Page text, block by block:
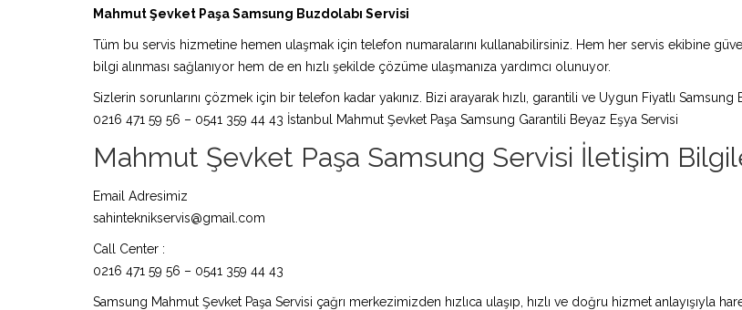
Mahmut Şevket Paşa Samsung Buzdolabı Servisi
Tüm bu servis hizmetine hemen ulaşmak için telefon numaralarını kullanabilirsiniz. Hem her servis ekibine
bilgi alınması sağlanıyor hem de en hızlı şekilde çözüme ulaşmanıza yardımcı olunuyor.
Sizlerin sorunlarını çözmek için bir telefon kadar yakınız. Bizi arayarak hızlı, garantili ve Uygun Fiyatlı
0216 471 59 56 – 0541 359 44 43 İstanbul Mahmut Şevket Paşa Samsung Garantili Beyaz Eşya Servisi
Mahmut Şevket Paşa Samsung Servisi İletişim
Email Adresimiz
sahinteknikservis@gmail.com
Call Center :
0216 471 59 56 – 0541 359 44 43
Samsung Mahmut Şevket Paşa Servisi çağrı merkezimizden hızlıca ulaşıp, hızlı ve doğru hizmet anlayışıyla